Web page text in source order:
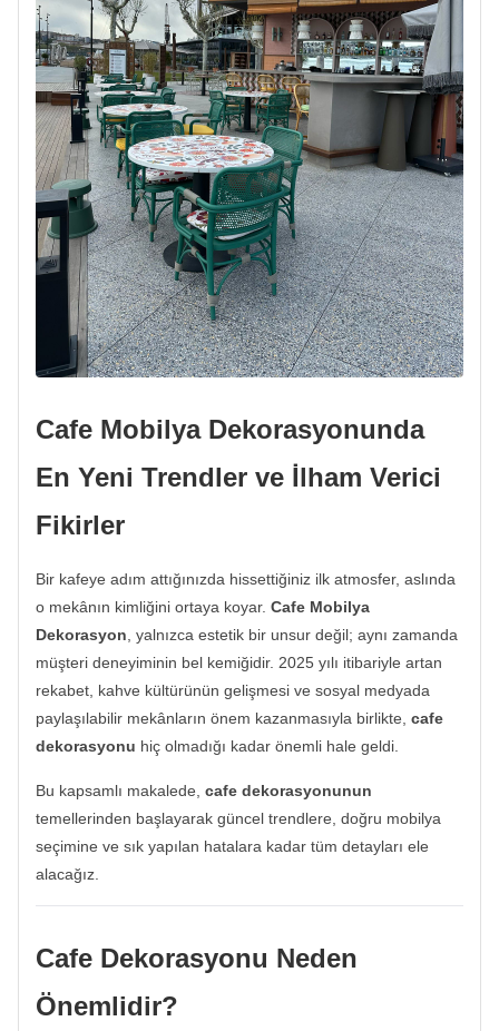
Cafe Mobilya Dekorasyonunda
En Yeni Trendler ve İlham Verici
Fikirler
Bir kafeye adım attığınızda hissettiğiniz ilk atmosfer, aslında
o mekânın kimliğini ortaya koyar. Cafe Mobilya
Dekorasyon , yalnızca estetik bir unsur değil; aynı zamanda
müşteri deneyiminin bel kemiğidir. 2025 yılı itibariyle artan
rekabet, kahve kültürünün gelişmesi ve sosyal medyada
paylaşılabilir mekânların önem kazanmasıyla birlikte, cafe
dekorasyonu hiç olmadığı kadar önemli hale geldi.
Bu kapsamlı makalede, cafe dekorasyonunun
temellerinden başlayarak güncel trendlere, doğru mobilya
seçimine ve sık yapılan hatalara kadar tüm detayları ele
alacağız.
Cafe Dekorasyonu Neden
Önemlidir?